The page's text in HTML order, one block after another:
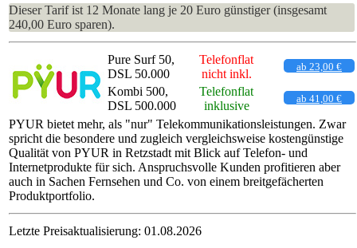
Dieser Tarif ist 12 Monate lang je 20 Euro günstiger (insgesamt
240,00 Euro sparen).
Pure Surf 50,
DSL 50.000
Telefonflat
nicht inkl.
ab 23,00 €
Kombi 500,
DSL 500.000
Telefonflat
inklusive
ab 41,00 €
PYUR bietet mehr, als "nur" Telekommunikationsleistungen. Zwar
spricht die besondere und zugleich vergleichsweise kostengünstige
Qualität von PYUR in Retzstadt mit Blick auf Telefon- und
Internetprodukte für sich. Anspruchsvolle Kunden profitieren aber
auch in Sachen Fernsehen und Co. von einem breitgefächerten
Produktportfolio.
Letzte Preisaktualisierung: 01.08.2026